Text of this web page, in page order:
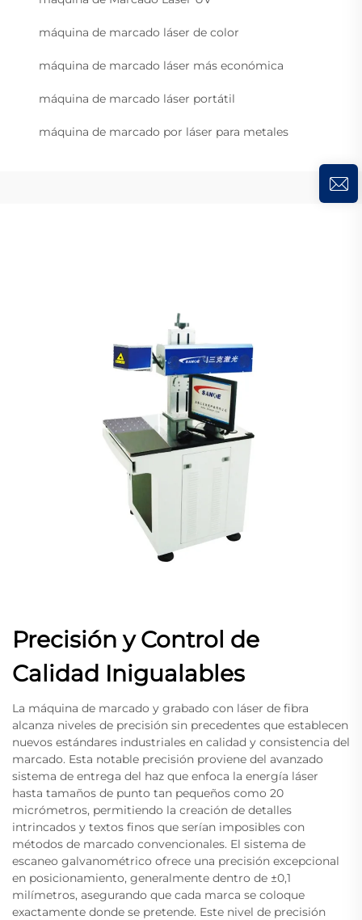
máquina de marcado láser de color
máquina de marcado láser más económica
máquina de marcado láser portátil
máquina de marcado por láser para metales
Precisión y Control de
Calidad Inigualables
La máquina de marcado y grabado con láser de fibra
alcanza niveles de precisión sin precedentes que establecen
nuevos estándares industriales en calidad y consistencia del
marcado. Esta notable precisión proviene del avanzado
sistema de entrega del haz que enfoca la energía láser
hasta tamaños de punto tan pequeños como 20
micrómetros, permitiendo la creación de detalles
intrincados y textos finos que serían imposibles con
métodos de marcado convencionales. El sistema de
escaneo galvanométrico ofrece una precisión excepcional
en posicionamiento, generalmente dentro de ±0,1
milímetros, asegurando que cada marca se coloque
exactamente donde se pretende. Este nivel de precisión